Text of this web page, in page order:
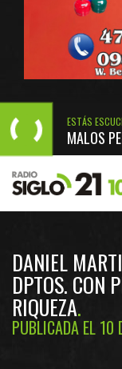
ESTÁS
MALOS
DANIEL
DPTOS. CON
RIQUEZA
PUBLICADA EL